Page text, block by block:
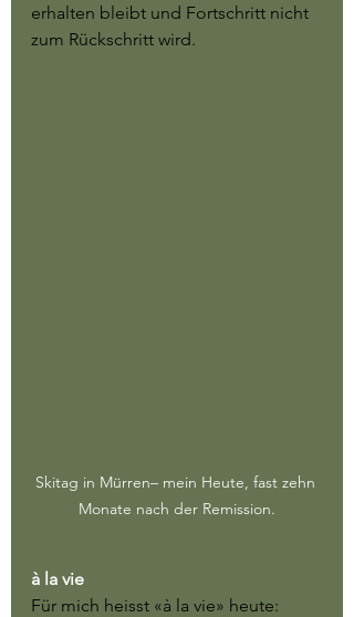
erhalten bleibt und Fortschritt nicht
zum Rückschritt wird.
Skitag in Mürren– mein Heute, fast zehn
Monate nach der Remission.
à la vie
Für mich heisst «à la vie» heute: